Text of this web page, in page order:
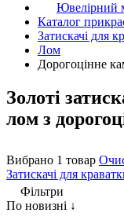
Ювелірний
Каталог
Затискачі для
Лом
Дорогоцінне
Золоті
лом з
Вибрано 1 товар
Затискачі для
Фільтри
По новизні ↓